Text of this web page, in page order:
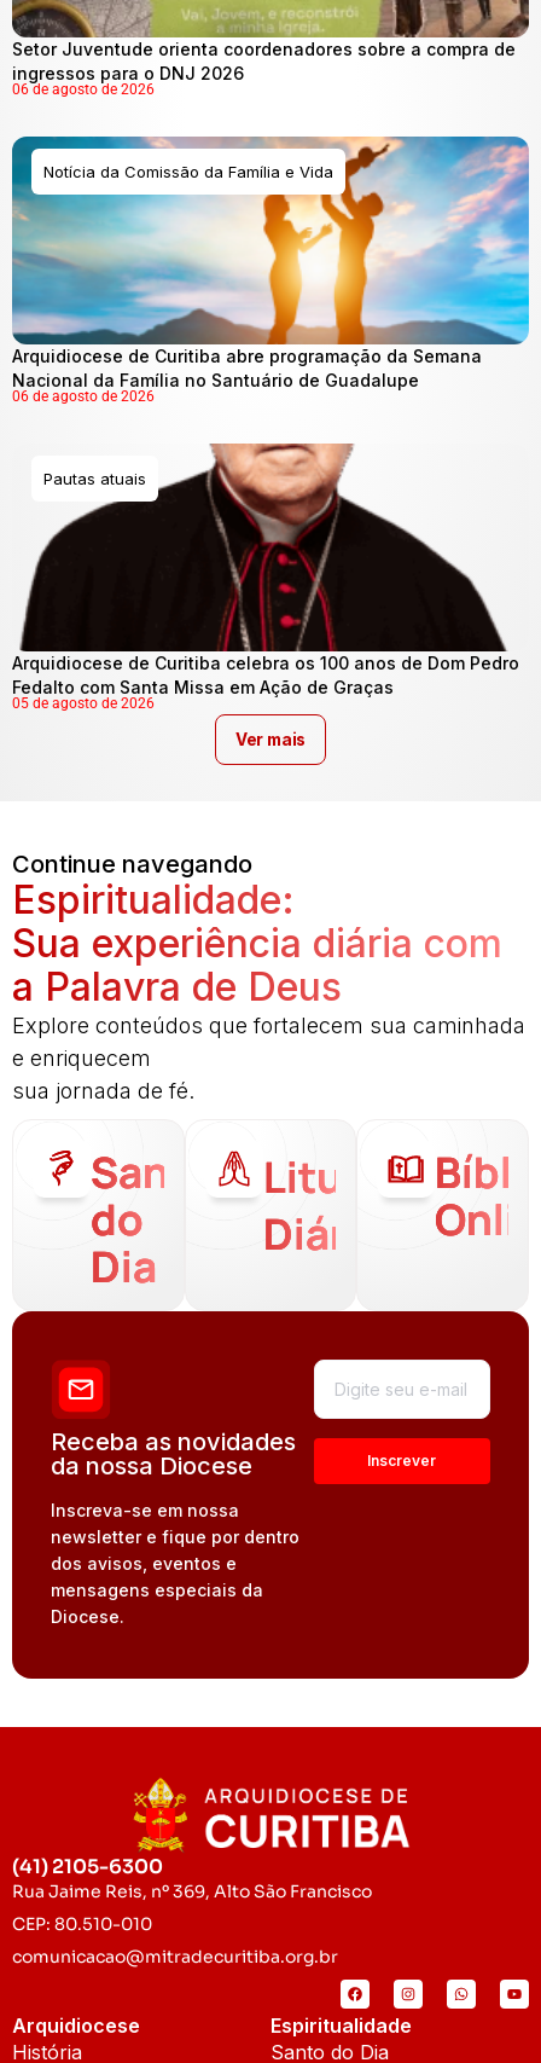
Setor Juventude orienta coordenadores sobre a compra de
ingressos para o DNJ 2026
06 de agosto de 2026
Notícia da Comissão da Família e Vida
Arquidiocese de Curitiba abre programação da Semana
Nacional da Família no Santuário de Guadalupe
06 de agosto de 2026
Pautas atuais
Arquidiocese de Curitiba celebra os 100 anos de Dom Pedro
Fedalto com Santa Missa em Ação de Graças
05 de agosto de 2026
Ver mais
Continue navegando
Espiritualidade:
Sua experiência diária com
a Palavra de Deus
Explore conteúdos que fortalecem sua caminhada
e enriquecem
sua jornada de fé.
Santo
do
Dia
Liturgia
Diária
Receba as novidades
da nossa Diocese
Inscreva-se em nossa
newsletter e fique por dentro
dos avisos, eventos e
mensagens especiais da
Diocese.
(41) 2105-6300
Rua Jaime Reis, nº 369, Alto São Francisco
CEP: 80.510-010
comunicacao@mitradecuritiba.org.br
Arquidiocese
História
Espiritualidade
Santo do Dia